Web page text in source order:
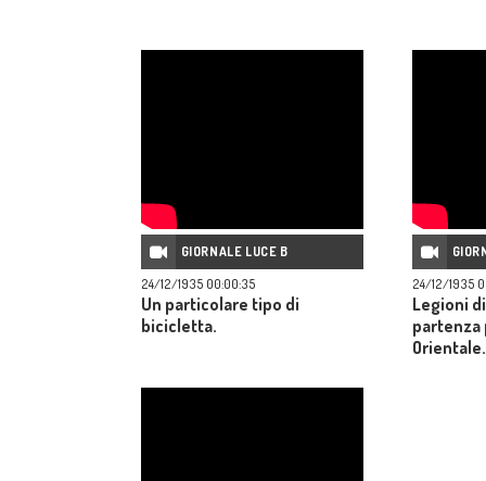
GIORNALE LUCE B
24/12/1935 00:00:35
Un particolare tipo di
bicicletta.
24/12/1935
Legioni
partenza
Orientale.